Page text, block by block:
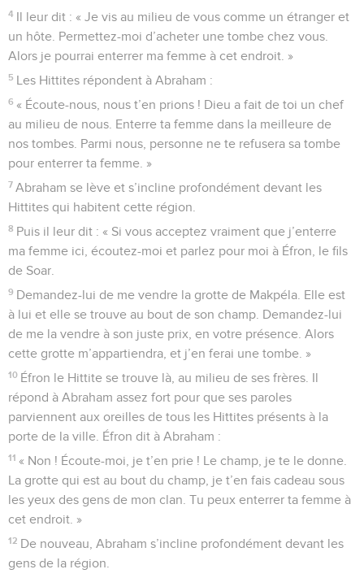
4 Il leur dit : « Je vis au milieu de vous comme un étranger et
un hôte. Permettez-moi d’acheter une tombe chez vous.
Alors je pourrai enterrer ma femme à cet endroit. »
5 Les Hittites répondent à Abraham :
6 « Écoute-nous, nous t’en prions ! Dieu a fait de toi un chef
au milieu de nous. Enterre ta femme dans la meilleure de
nos tombes. Parmi nous, personne ne te refusera sa tombe
pour enterrer ta femme. »
7 Abraham se lève et s’incline profondément devant les
Hittites qui habitent cette région.
8 Puis il leur dit : « Si vous acceptez vraiment que j’enterre
ma femme ici, écoutez-moi et parlez pour moi à Éfron, le fils
de Soar.
9 Demandez-lui de me vendre la grotte de Makpéla. Elle est
à lui et elle se trouve au bout de son champ. Demandez-lui
de me la vendre à son juste prix, en votre présence. Alors
cette grotte m’appartiendra, et j’en ferai une tombe. »
10 Éfron le Hittite se trouve là, au milieu de ses frères. Il
répond à Abraham assez fort pour que ses paroles
parviennent aux oreilles de tous les Hittites présents à la
porte de la ville. Éfron dit à Abraham :
11 « Non ! Écoute-moi, je t’en prie ! Le champ, je te le donne.
La grotte qui est au bout du champ, je t’en fais cadeau sous
les yeux des gens de mon clan. Tu peux enterrer ta femme à
cet endroit. »
12 De nouveau, Abraham s’incline profondément devant les
gens de la région.